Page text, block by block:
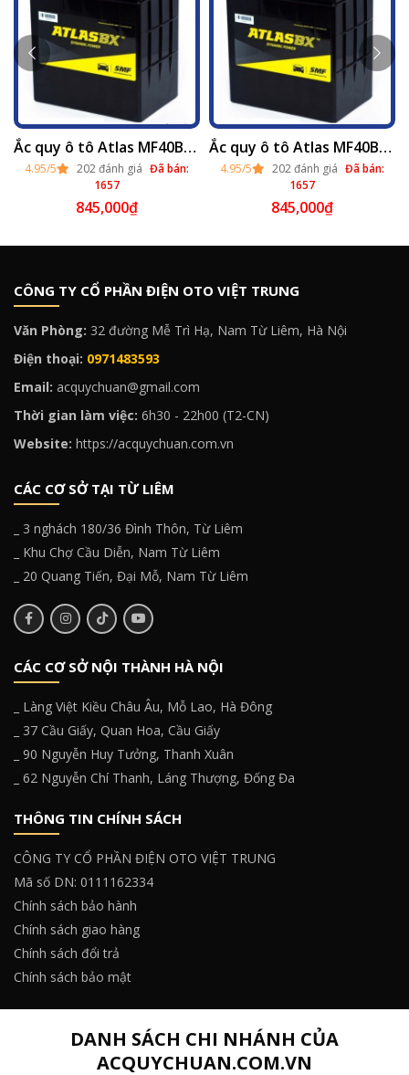
Ắc quy ô tô Atlas MF40B19L (12v - 35ah) thay lắp tại Hà Nội 2025
4.95/5 202 đánh giá Đã bán:
1657
845,000₫
Ắc quy ô tô Atlas MF40B19LS (12v - 35ah) thay tại Hà Nội 2025
4.95/5 202 đánh giá Đã bán:
1657
845,000₫
CÔNG TY CỔ PHẦN ĐIỆN OTO VIỆT TRUNG
Văn Phòng: 32 đường Mễ Trì Hạ, Nam Từ Liêm, Hà Nội
Điện thoại: 0971483593
Email: acquychuan@gmail.com
Thời gian làm việc: 6h30 - 22h00 (T2-CN)
Website: https://acquychuan.com.vn
CÁC CƠ SỞ TẠI TỪ LIÊM
_ 3 nghách 180/36 Đình Thôn, Từ Liêm
_ Khu Chợ Cầu Diễn, Nam Từ Liêm
_ 20 Quang Tiến, Đại Mỗ, Nam Từ Liêm
CÁC CƠ SỞ NỘI THÀNH HÀ NỘI
_ Làng Việt Kiều Châu Âu, Mỗ Lao, Hà Đông
_ 37 Cầu Giấy, Quan Hoa, Cầu Giấy
_ 90 Nguyễn Huy Tưởng, Thanh Xuân
_ 62 Nguyễn Chí Thanh, Láng Thượng, Đống Đa
THÔNG TIN CHÍNH SÁCH
CÔNG TY CỔ PHẦN ĐIỆN OTO VIỆT TRUNG
Mã số DN: 0111162334
Chính sách bảo hành
Chính sách giao hàng
Chính sách đổi trả
Chính sách bảo mật
DANH SÁCH CHI NHÁNH CỦA
ACQUYCHUAN.COM.VN